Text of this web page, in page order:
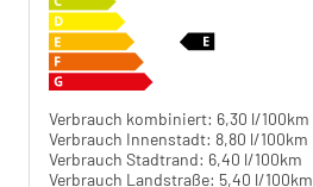
Verbrauch kombiniert: 6,30 l/100km
Verbrauch Innenstadt: 8,80 l/100km
Verbrauch Stadtrand: 6,40 l/100km
Verbrauch Landstraße: 5,40 l/100km